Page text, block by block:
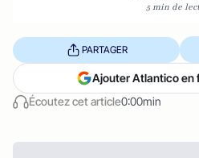
5 min de
Écoutez cet article0:00min
PARTAGER
Ajouter Atlantico en